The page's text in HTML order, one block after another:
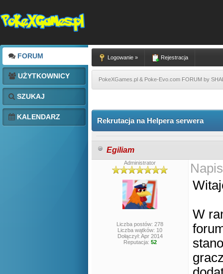
FORUM
UŻYTKOWNICY
SZUKAJ
KALENDARZ
Logowanie » Rejestracja
PokeXGames.pl & Poke-Evo.com FORUM by
Rekrutacja na Helpera serwera
Egiliam
Administrator
Liczba postów: 278
Liczba wątków: 10
Dołączył: Apr 2014
Reputacja: 52
W